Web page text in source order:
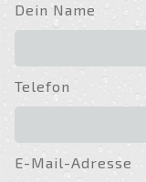
Dein Name
Telefon
E-Mail-Adresse